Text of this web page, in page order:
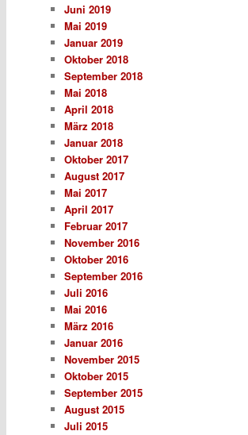
Juni 2019
Mai 2019
Januar 2019
Oktober 2018
September 2018
Mai 2018
April 2018
März 2018
Januar 2018
Oktober 2017
August 2017
Mai 2017
April 2017
Februar 2017
November 2016
Oktober 2016
September 2016
Juli 2016
Mai 2016
März 2016
Januar 2016
November 2015
Oktober 2015
September 2015
August 2015
Juli 2015